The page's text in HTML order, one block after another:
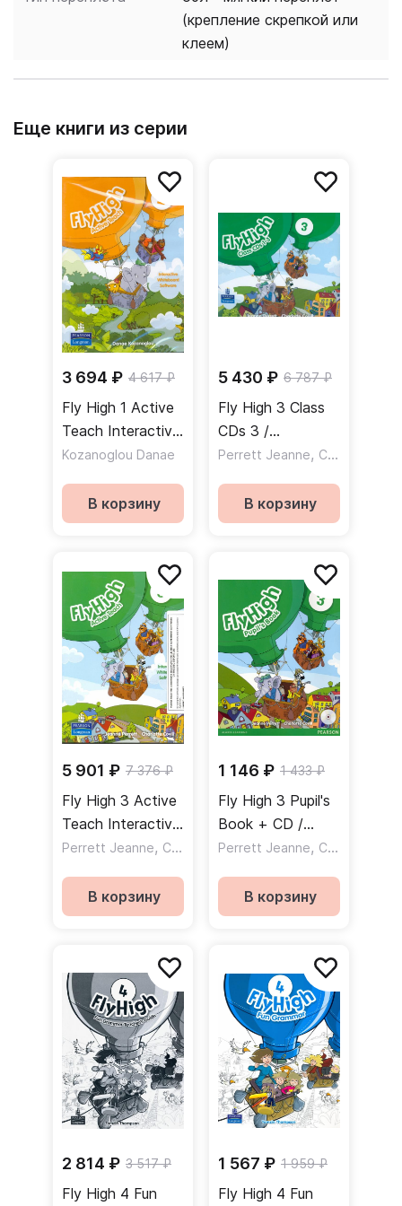
(крепление скрепкой или
клеем)
Еще книги из серии
3 694 ₽ 4 617 ₽
Fly High 1 Active
Teach Interactive
Whiteboard
Rom / CD c
программным
для
интерактивной
доски
Kozanoglou Danae
В корзину
5 430 ₽ 6 787 ₽
Fly High 3 Class
CDs 3 /
Аудиодиски
Perrett Jeanne, Covill Charlotte
В корзину
5 901 ₽ 7 376 ₽
Fly High 3 Active
Teach Interactive
Whiteboard
Rom / CD c
программным
интерактивной
доски
Perrett Jeanne, Covill Charlotte
В корзину
1 146 ₽ 1 433 ₽
Fly High 3 Pupil's
Book + CD /
Учебник +CD
Perrett Jeanne, Covill Charlotte
В корзину
2 814 ₽ 3 517 ₽
Fly High 4 Fun
1 567 ₽ 1 959 ₽
Fly High 4 Fun